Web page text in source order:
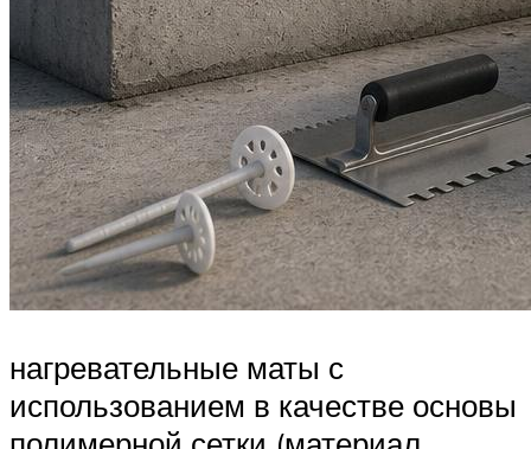
нагревательные маты с
использованием в качестве основы